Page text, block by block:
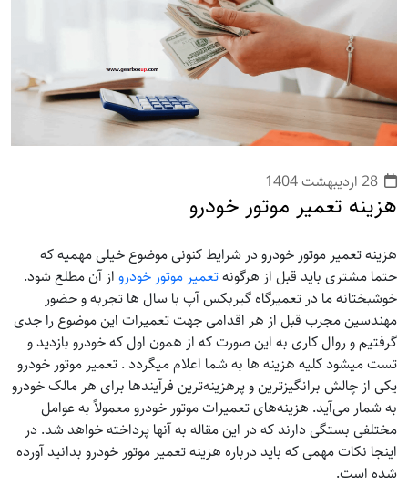
28 ارديبهشت 1404
هزینه تعمیر موتور خودرو
هزینه تعمیر موتور خودرو در شرایط کنونی موضوع خیلی مهمیه که
حتما مشتری باید قبل از هرگونهتعمیر موتور خودرو از آن مطلع شود.
خوشبختانه ما در تعمیرگاه گیربکس آپ با سال ها تجربه و حضور
مهندسین مجرب قبل از هر اقدامی جهت تعمیرات این موضوع را جدی
گرفتیم و روال کاری به این صورت که از همون اول که خودرو بازدید و
تست میشود کلیه هزینه ها به شما اعلام میگردد . تعمیر موتور خودرو
یکی از چالش‌ برانگیزترین و پرهزینه‌ترین فرآیندها برای هر مالک خودرو
به شمار می‌آید. هزینه‌های تعمیرات موتور خودرو معمولاً به عوامل
مختلفی بستگی دارند که در این مقاله به آنها پرداخته خواهد شد. در
اینجا نکات مهمی که باید درباره هزینه تعمیر موتور خودرو بدانید آورده
شده است.